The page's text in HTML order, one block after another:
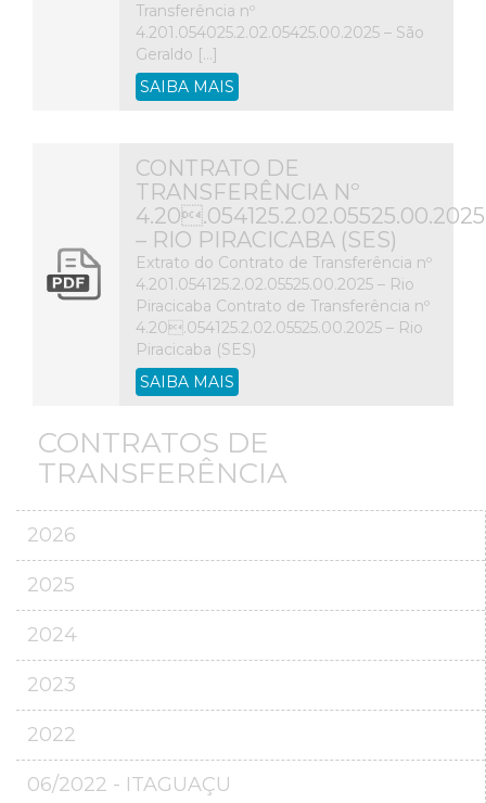
Transferência nº
4.201.054025.2.02.05425.00.2025 – São
Geraldo […]
SAIBA MAIS
CONTRATO DE
TRANSFERÊNCIA Nº
4.20.054125.2.02.05525.00.2025
– RIO PIRACICABA (SES)
Extrato do Contrato de Transferência nº
4.201.054125.2.02.05525.00.2025 – Rio
Piracicaba Contrato de Transferência nº
4.20.054125.2.02.05525.00.2025 – Rio
Piracicaba (SES)
SAIBA MAIS
CONTRATOS DE
TRANSFERÊNCIA
2026
2025
2024
2023
2022
06/2022 - ITAGUAÇU